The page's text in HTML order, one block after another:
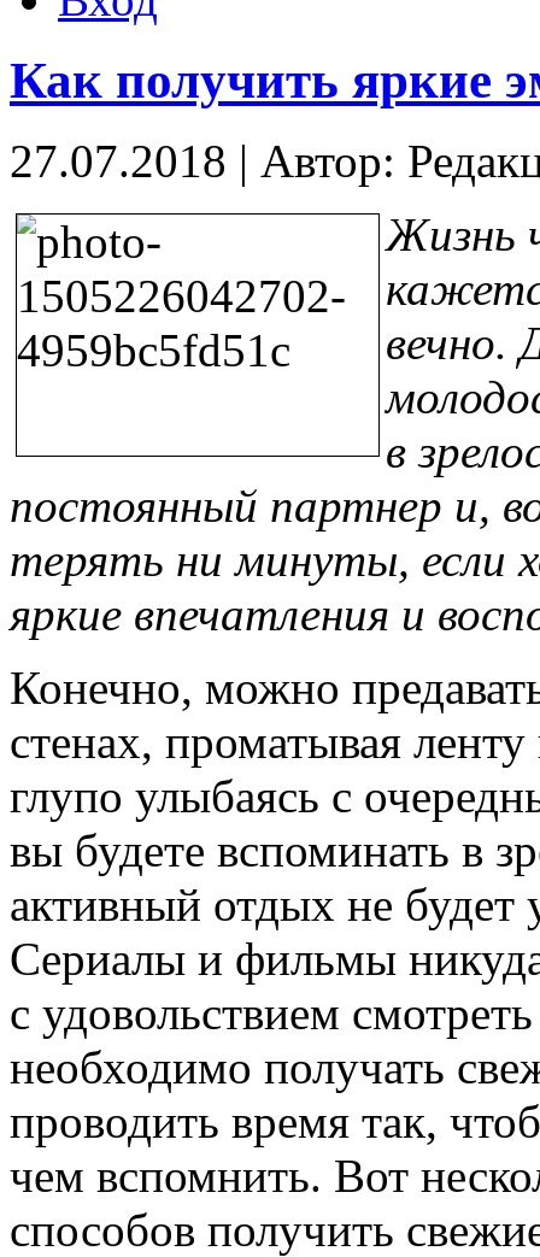
Как получить яркие
27.07.2018 | Автор:
Жизнь
вечно.
в
постоянный партнер и,
терять ни минуты, если
яркие впечатления и
Конечно, можно
стенах, проматывая
глупо улыбаясь с
вы будете вспоминать в
активный отдых не
Сериалы и фильмы
с удовольствием
необходимо получать
проводить время так,
чем вспомнить. Вот
способов получить